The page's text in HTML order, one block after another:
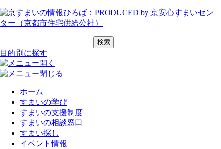
ページの先頭です
検索
目的別に探す
ホーム
すまいの学び
すまいの支援制度
すまいの相談窓口
すまい探し
イベント情報